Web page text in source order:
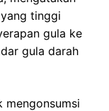
tinggi
gula ke
gula darah
mengonsumsi